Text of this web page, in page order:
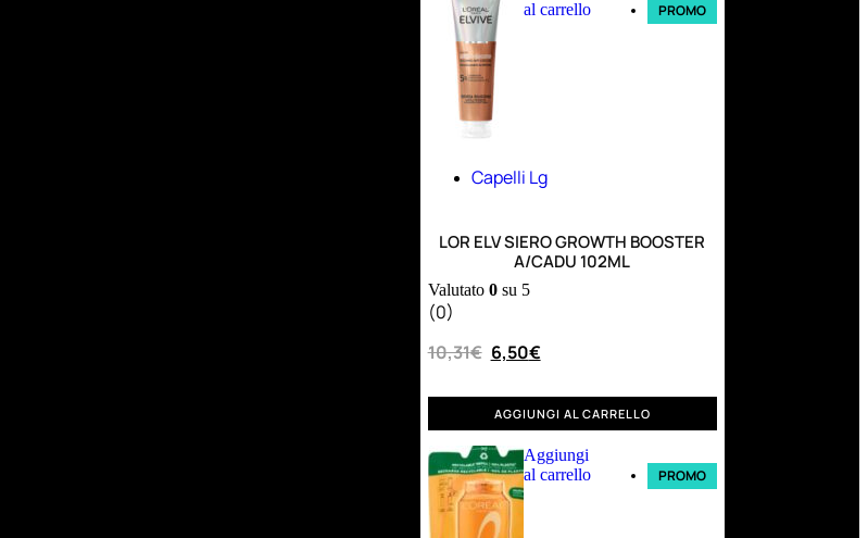
al carrello
PROMO
Capelli Lg
LOR ELV SIERO GROWTH BOOSTER
A/CADU 102ML
Valutato 0su 5
(0)
10,31€ 6,50€
AGGIUNGI AL CARRELLO
Aggiungi
al carrello
PROMO